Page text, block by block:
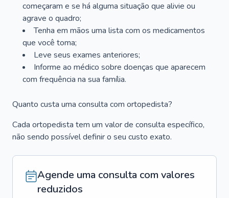
começaram e se há alguma situação que alivie ou
agrave o quadro;
Tenha em mãos uma lista com os medicamentos
que você toma;
Leve seus exames anteriores;
Informe ao médico sobre doenças que aparecem
com frequência na sua família.
Quanto custa uma consulta com ortopedista?
Cada ortopedista tem um valor de consulta específico,
não sendo possível definir o seu custo exato.
Agende uma consulta com valores
reduzidos